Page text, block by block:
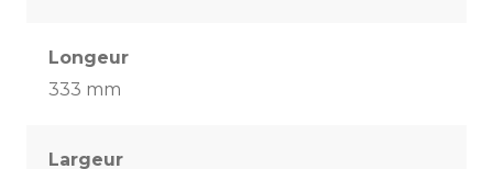
Longeur
333 mm
Largeur